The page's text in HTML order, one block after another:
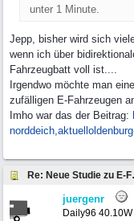
unter 1 Minute.
Jepp, bisher wird sich
wenn ich über
Fahrzeugbatt voll ist....
Irgendwo möchte man
zufälligen E-Fahrzeugen
Imho war das der Beitrag:
Re:
juergenr
Daily96 40.10W